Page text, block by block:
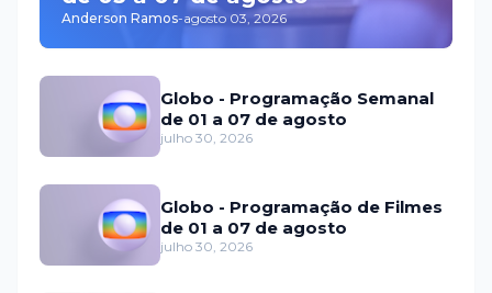
Anderson Ramos-agosto 03, 2026
Globo - Programação Semanal
de 01 a 07 de agosto
julho 30, 2026
Globo - Programação de Filmes
de 01 a 07 de agosto
julho 30, 2026